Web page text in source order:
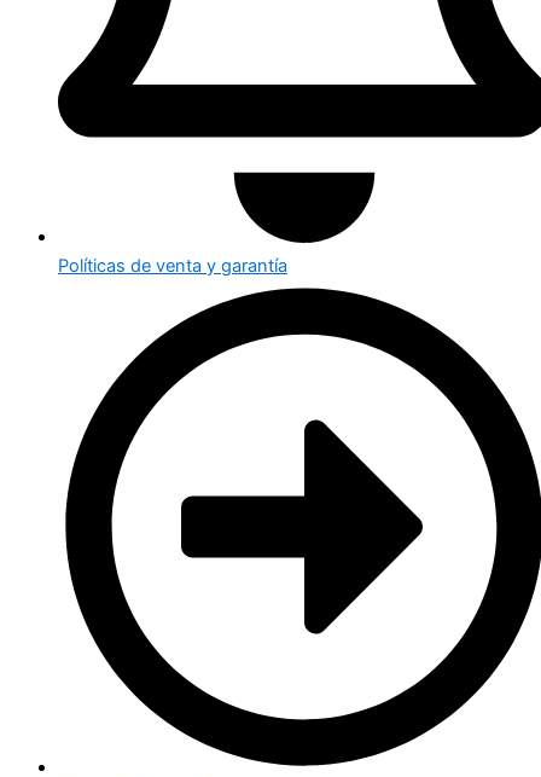
Políticas de venta y garantía